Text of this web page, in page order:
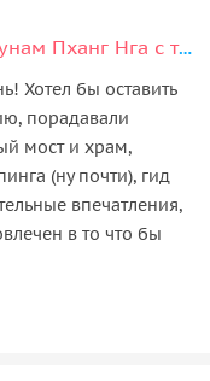
К острову Джеймса Бонда и Лагунам Пханг Нга с трансфером и билетами
Хотел бы оставить
порадавали
мост и храм,
(ну почти), гид
впечатления,
в то что бы